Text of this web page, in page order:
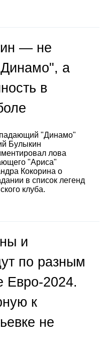
— не
а
в
"Динамо"
Булыкин
лова
"Ариса"
Кокорина о
в список легенд
клуба.
и
по разным
Евро-2024.
к
не